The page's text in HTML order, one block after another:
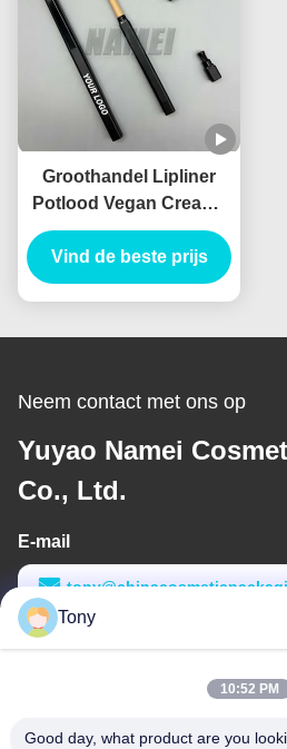
Groothandel Lipliner
Potlood Vegan Creamy
Container Waterdicht
Custom Logo Private
Label
Vind de beste prijs
Neem contact met ons op
Yuyao Namei
Co., Ltd.
E-mail
Werktijd
Tony
10:52 PM
Good day, what product are you